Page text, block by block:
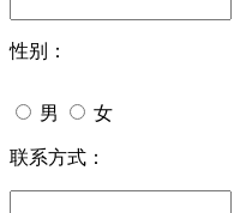
性别：
男 女
联系方式：